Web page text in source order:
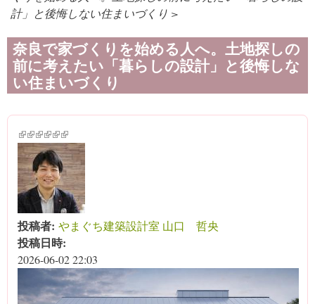
計」と後悔しない住まいづくり >
奈良で家づくりを始める人へ。土地探しの
前に考えたい「暮らしの設計」と後悔しな
い住まいづくり
(link is external)
(link is external)
(link is external)
(link is external)
(link is external)
(link is external)
投稿者: やまぐち建築設計室 山口 哲央
投稿日時:
2026-06-02 22:03